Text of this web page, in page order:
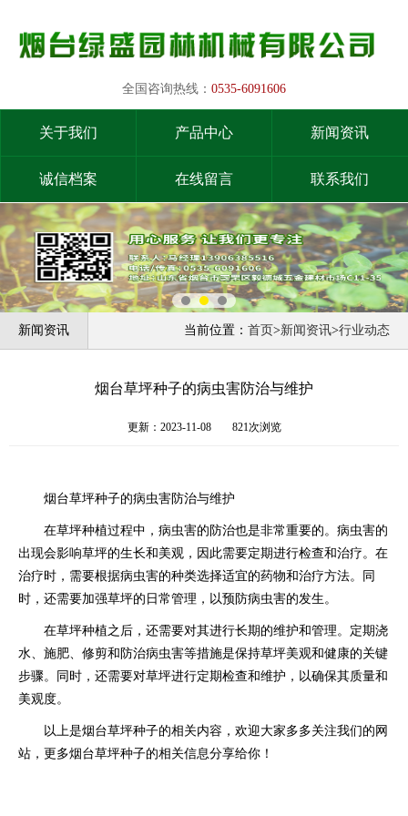
全国咨询热线： 0535-6091606
关于我们 产品中心 新闻资讯
诚信档案 在线留言 联系我们
新闻资讯 当前位置： 首页>新闻资讯>行业动态
烟台草坪种子的病虫害防治与维护
更新：2023-11-08 821次浏览
烟台草坪种子的病虫害防治与维护
在草坪种植过程中，病虫害的防治也是非常重要的。病虫害的
出现会影响草坪的生长和美观，因此需要定期进行检查和治疗。在
治疗时，需要根据病虫害的种类选择适宜的药物和治疗方法。同
时，还需要加强草坪的日常管理，以预防病虫害的发生。
在草坪种植之后，还需要对其进行长期的维护和管理。定期浇
水、施肥、修剪和防治病虫害等措施是保持草坪美观和健康的关键
步骤。同时，还需要对草坪进行定期检查和维护，以确保其质量和
美观度。
以上是烟台草坪种子的相关内容，欢迎大家多多关注我们的网
站，更多烟台草坪种子的相关信息分享给你！